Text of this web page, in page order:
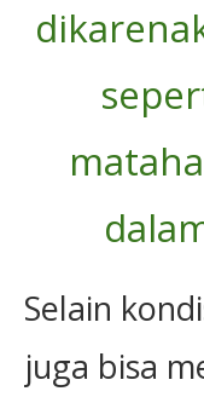
Selain
juga bisa